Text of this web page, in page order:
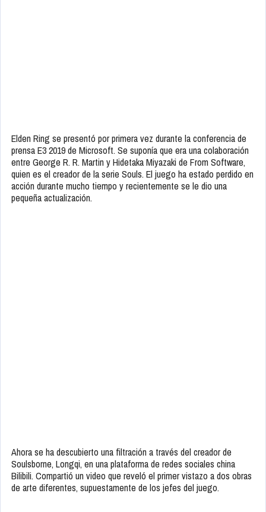
Elden Ring se presentó por primera vez durante la conferencia de
prensa E3 2019 de Microsoft. Se suponía que era una colaboración
entre George R. R. Martin y Hidetaka Miyazaki de From Software,
quien es el creador de la serie Souls. El juego ha estado perdido en
acción durante mucho tiempo y recientemente se le dio una
pequeña actualización.
Ahora se ha descubierto una filtración a través del creador de
Soulsborne, Longqi, en una plataforma de redes sociales china
Bilibili. Compartió un video que reveló el primer vistazo a dos obras
de arte diferentes, supuestamente de los jefes del juego.